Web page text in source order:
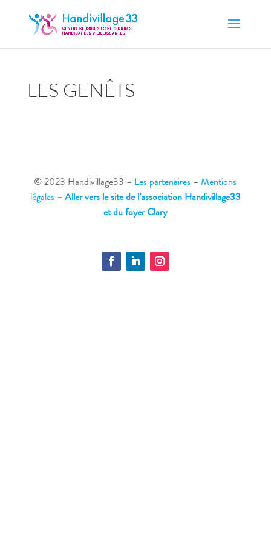
LES GENÊTS
© 2023 Handivillage33 – Les partenaires –Mentions
légales – Aller vers le site de l’association Handivillage33
et du foyer Clary